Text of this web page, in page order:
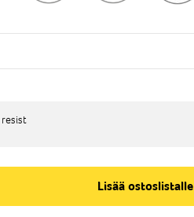
resist
resist
Lisää ostoslistalle